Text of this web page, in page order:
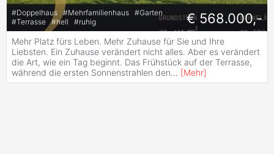
#Doppelhaus #Mehrfamilienhaus #Garten
#Terrasse #hell #ruhig € 568.000,-
Mehr Platz fürs Leben. Mehr Zuhause für Sie und Ihre
Liebsten. Ein Zuhause verändert nicht alles. Aber es verändert
die Art, wie ein Tag beginnt. Das Frühstück auf der Terrasse,
während die ersten Sonnenstrahlen den... [Mehr]